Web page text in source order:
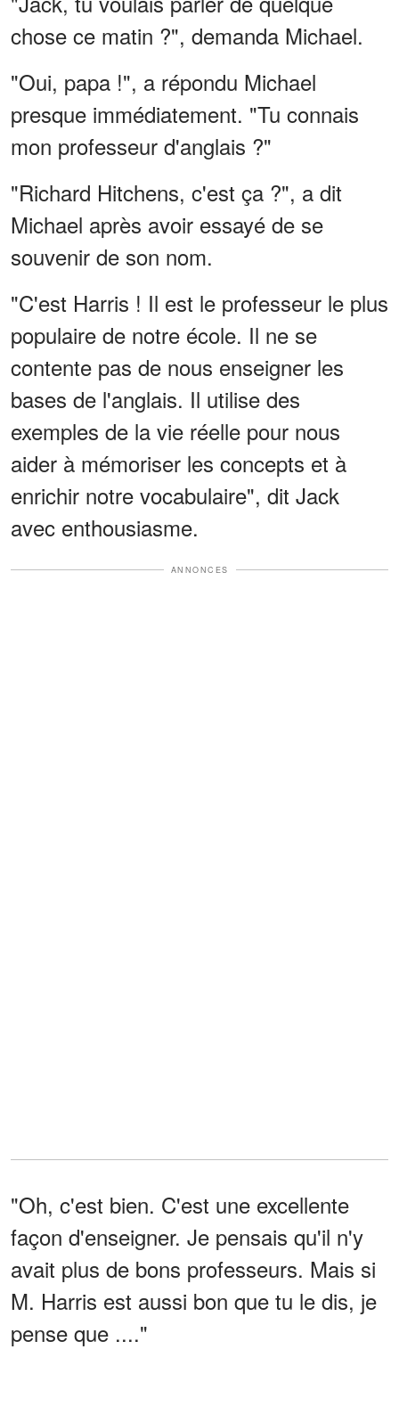
chose ce matin ?", demanda Michael.
"Oui, papa !", a répondu Michael
presque immédiatement. "Tu connais
mon professeur d'anglais ?"
"Richard Hitchens, c'est ça ?", a dit
Michael après avoir essayé de se
souvenir de son nom.
"C'est Harris ! Il est le professeur le plus
populaire de notre école. Il ne se
contente pas de nous enseigner les
bases de l'anglais. Il utilise des
exemples de la vie réelle pour nous
aider à mémoriser les concepts et à
enrichir notre vocabulaire", dit Jack
avec enthousiasme.
ANNONCES
"Oh, c'est bien. C'est une excellente
façon d'enseigner. Je pensais qu'il n'y
avait plus de bons professeurs. Mais si
M. Harris est aussi bon que tu le dis, je
pense que ...."